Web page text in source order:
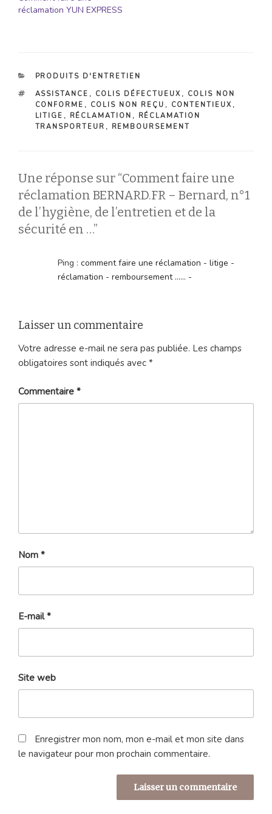
réclamation YUN EXPRESS
CATÉGORIES
PRODUITS D'ENTRETIEN
ÉTIQUETTES
ASSISTANCE , COLIS DÉFECTUEUX , COLIS NON
CONFORME , COLIS NON REÇU , CONTENTIEUX ,
LITIGE , RÉCLAMATION , RÉCLAMATION
TRANSPORTEUR , REMBOURSEMENT
Une réponse sur “Comment faire une
réclamation BERNARD.FR – Bernard, n°1
de l’hygiène, de l’entretien et de la
sécurité en …”
Ping : comment faire une réclamation - litige -
réclamation - remboursement ...... -
Laisser un commentaire
Votre adresse e-mail ne sera pas publiée. Les champs
obligatoires sont indiqués avec *
Commentaire *
Nom *
E-mail*
Site web
Enregistrer mon nom, mon e-mail et mon site dans
le navigateur pour mon prochain commentaire.